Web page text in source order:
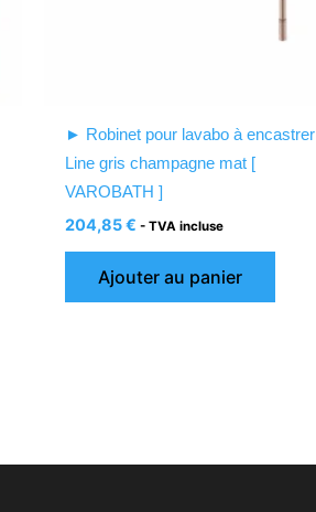
► Robinet pour lavabo à encastrer
Line gris champagne mat [
VAROBATH ]
204,85€ - TVA incluse
Ajouter au panier